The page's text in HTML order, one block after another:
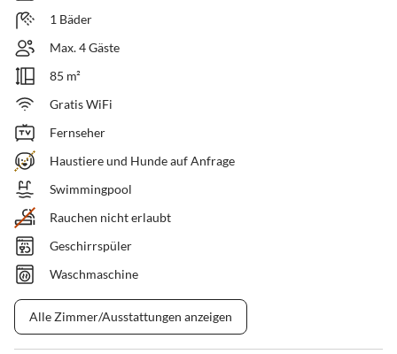
1 Bäder
Max. 4 Gäste
85 m²
Gratis WiFi
Fernseher
Haustiere und Hunde auf Anfrage
Swimmingpool
Rauchen nicht erlaubt
Geschirrspüler
Waschmaschine
Alle Zimmer/Ausstattungen anzeigen